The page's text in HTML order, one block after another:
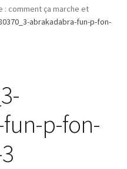
: comment ça marche et
abrakadabra-fun-p-fon-
p-fon-